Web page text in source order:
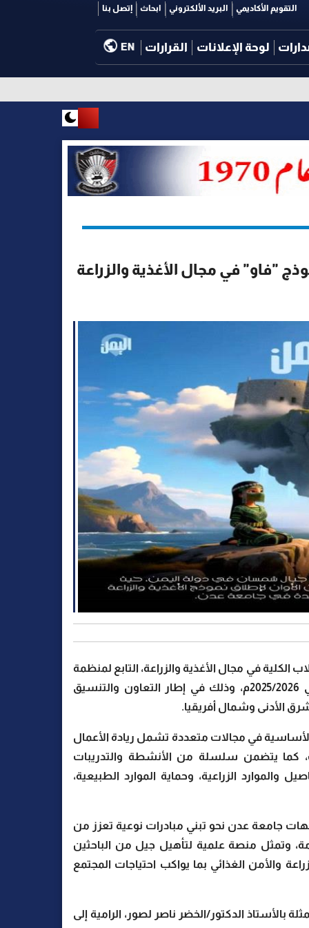
التقويم الأكاديمي البريد الألكتروني ابحاث إتصل بنا
لوحة الإعلانات القرارات EN
"فاو" في مجال الأغذية والزراعة
في مجال الأغذية والزراعة، التابع لمنظمة
الأغذية والزراعة للأمم المتحدة (FAO)، خلال العام الجامعي 2025/2026م، وذلك في إطار التعاون والتنسيق
الأدنى وشمال أفريقيا.
في مجالات متعددة تشمل ريادة الأعمال
كما يتضمن سلسلة من الأنشطة والتدريبات
الزراعية، وحماية الموارد الطبيعية،
جامعة عدن نحو تبني مبادرات نوعية تعزز من
وتمثل منصة علمية لتأهيل جيل من الباحثين
والأمن الغذائي بما يواكب احتياجات المجتمع
بالأستاذ الدكتور/الخضر ناصر لصور، الرامية إلى